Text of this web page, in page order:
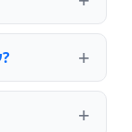
מהו ה-UTC offset עבור ניו יורק סיטי?